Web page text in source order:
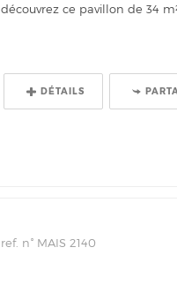
découvrez ce pavillon de 34
DÉTAILS
ref. n° MAIS 2140